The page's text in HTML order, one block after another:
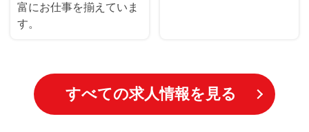
富にお仕事を揃えていま
す。
すべての求人情報を見る